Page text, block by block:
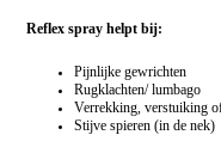
Reflex spray helpt bij:
Pijnlijke gewrichten
Rugklachten/ lumbago
Verrekking, verstuiking
Stijve spieren (in de nek)